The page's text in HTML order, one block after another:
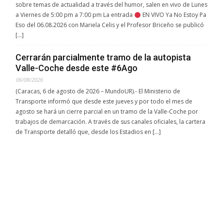
sobre temas de actualidad a través del humor, salen en vivo de Lunes
a Viernes de 5:00 pm a 7:00 pm La entrada
EN VIVO Ya No Estoy Pa
Eso del 06.08.2026 con Mariela Celis y el Profesor Briceño se publicó
[…]
Cerrarán parcialmente tramo de la autopista
Valle-Coche desde este #6Ago
06/08/2026
(Caracas, 6 de agosto de 2026 – MundoUR).- El Ministerio de
Transporte informó que desde este jueves y por todo el mes de
agosto se hará un cierre parcial en un tramo de la Valle-Coche por
trabajos de demarcación. A través de sus canales oficiales, la cartera
de Transporte detalló que, desde los Estadios en […]